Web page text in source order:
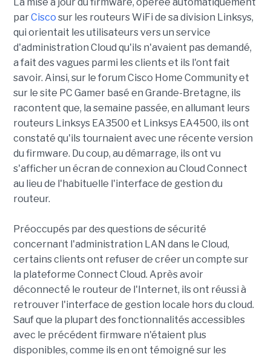
La mise à jour du firmware, opérée automatiquement
parCisco sur les routeurs WiFi de sa division Linksys,
qui orientait les utilisateurs vers un service
d'administration Cloud qu'ils n'avaient pas demandé,
a fait des vagues parmi les clients et ils l'ont fait
savoir. Ainsi, sur le forum Cisco Home Community et
sur le site PC Gamer basé en Grande-Bretagne, ils
racontent que, la semaine passée, en allumant leurs
routeurs Linksys EA3500 et Linksys EA4500, ils ont
constaté qu'ils tournaient avec une récente version
du firmware. Du coup, au démarrage, ils ont vu
s'afficher un écran de connexion au Cloud Connect
au lieu de l'habituelle l'interface de gestion du
routeur.
Préoccupés par des questions de sécurité
concernant l'administration LAN dans le Cloud,
certains clients ont refuser de créer un compte sur
la plateforme Connect Cloud. Après avoir
déconnecté le routeur de l'Internet, ils ont réussi à
retrouver l'interface de gestion locale hors du cloud.
Sauf que la plupart des fonctionnalités accessibles
avec le précédent firmware n'étaient plus
disponibles, comme ils en ont témoigné sur les